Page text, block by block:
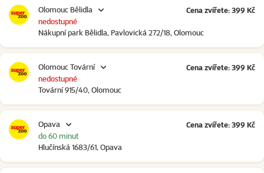
Olomouc Bělidla
Nákupní park Bělidla, Pavlovická 272/18, Olomouc
nedostupné
Cena zvířete: 399 Kč
Olomouc Tovární
Tovární 915/40, Olomouc
nedostupné
Cena zvířete: 399 Kč
Opava
Hlučínská 1683/61, Opava
do 60 minut
Cena zvířete: 399 Kč